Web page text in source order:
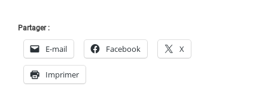
Partager :
E-mail Facebook X
Imprimer